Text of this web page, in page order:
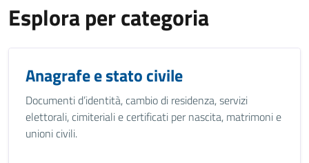
Esplora per categoria
Anagrafe e stato civile
Documenti d’identità, cambio di residenza, servizi
elettorali, cimiteriali e certificati per nascita, matrimoni e
unioni civili.